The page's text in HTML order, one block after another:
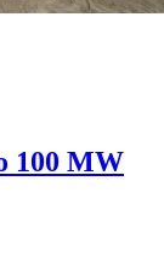
100 MW